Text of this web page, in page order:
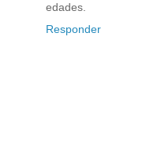
edades.
Responder